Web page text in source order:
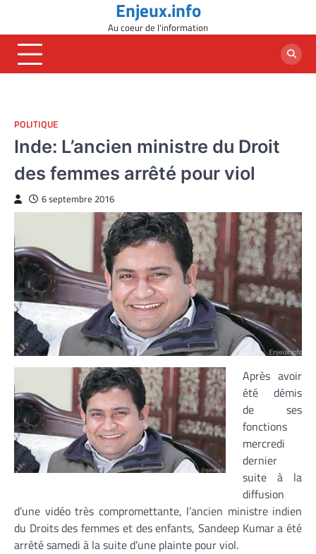
content
Enjeux.info
Au coeur de l'information
POLITIQUE
Inde: L’ancien ministre du Droit
des femmes arrêté pour viol
6 septembre 2016
Après avoir
été démis
de ses
fonctions
mercredi
dernier
suite à la
diffusion
d’une vidéo très compromettante, l’ancien ministre indien
du Droits des femmes et des enfants, Sandeep Kumar a été
arrêté samedi à la suite d’une plainte pour viol.